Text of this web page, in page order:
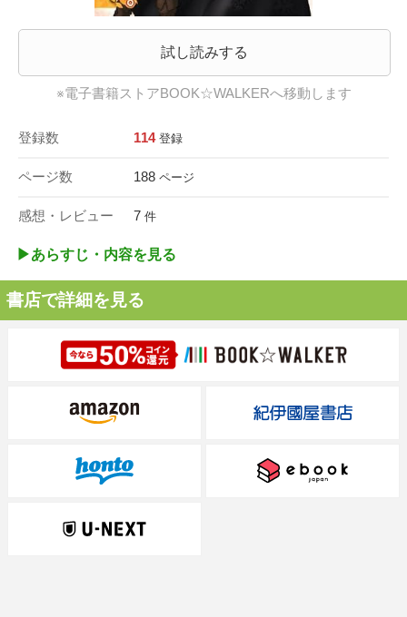
試し読みする
※電子書籍ストアBOOK☆WALKERへ移動します
登録数 114 登録
ページ数 188 ページ
感想・レビュー 7 件
▶︎あらすじ・内容を見る
書店で詳細を見る